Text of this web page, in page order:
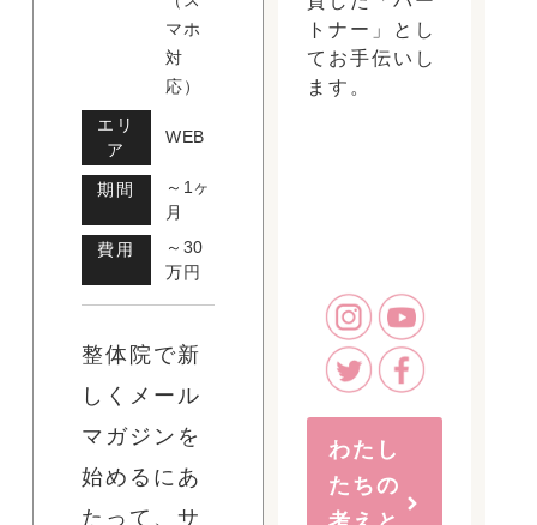
トナー」とし
てお手伝いし
ます。
わたし
たちの
マホ
対
応）
エリ
ア
WEB
期間
～1ヶ
月
費用
～30
万円
整体院で新
しくメール
マガジンを
始めるにあ
たって、サ